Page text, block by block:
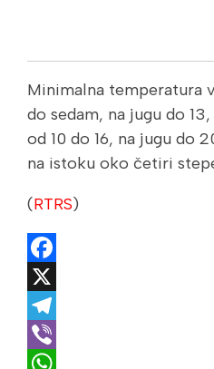
Minimalna temperatura
do sedam, na jugu do
od 10 do 16, na jugu do
na istoku oko četiri
(RTRS)
Facebook
X
Telegram
Viber